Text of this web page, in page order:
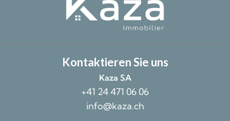
Kontaktieren Sie uns
Kaza SA
+41 24 471 06 06
info@kaza.ch